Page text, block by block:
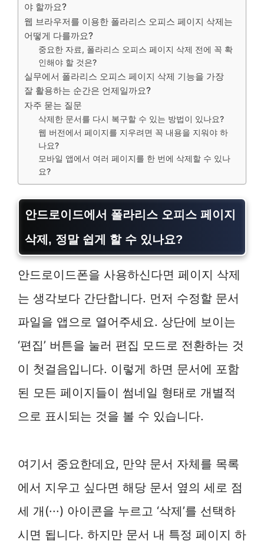
야 할까요?
웹 브라우저를 이용한 폴라리스 오피스 페이지 삭제는
어떻게 다를까요?
중요한 자료, 폴라리스 오피스 페이지 삭제 전에 꼭 확
인해야 할 것은?
실무에서 폴라리스 오피스 페이지 삭제 기능을 가장
잘 활용하는 순간은 언제일까요?
자주 묻는 질문
삭제한 문서를 다시 복구할 수 있는 방법이 있나요?
웹 버전에서 페이지를 지우려면 꼭 내용을 지워야 하
나요?
모바일 앱에서 여러 페이지를 한 번에 삭제할 수 있나
요?
안드로이드에서 폴라리스 오피스 페이지
삭제 , 정말 쉽게 할 수 있나요?
안드로이드폰을 사용하신다면 페이지 삭제
는 생각보다 간단합니다. 먼저 수정할 문서
파일을 앱으로 열어주세요. 상단에 보이는
‘편집’ 버튼을 눌러 편집 모드로 전환하는 것
이 첫걸음입니다. 이렇게 하면 문서에 포함
된 모든 페이지들이 썸네일 형태로 개별적
으로 표시되는 것을 볼 수 있습니다.
여기서 중요한데요, 만약 문서 자체를 목록
에서 지우고 싶다면 해당 문서 옆의 세로 점
세 개(···) 아이콘을 누르고 ‘삭제’를 선택하
시면 됩니다. 하지만 문서 내 특정 페이지 하